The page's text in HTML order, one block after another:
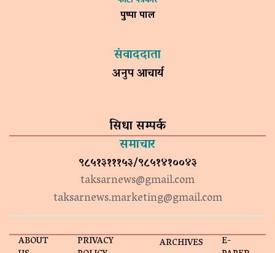
पुष्पा पाल
संवाददाता
अनुप आचार्य
सिधा सम्पर्क
समाचार
९८५१३१११५३/९८५१४१००४३
taksarnews@gmail.com
taksarnews.marketing@gmail.com
ABOUT PRIVACY ARCHIVES E-